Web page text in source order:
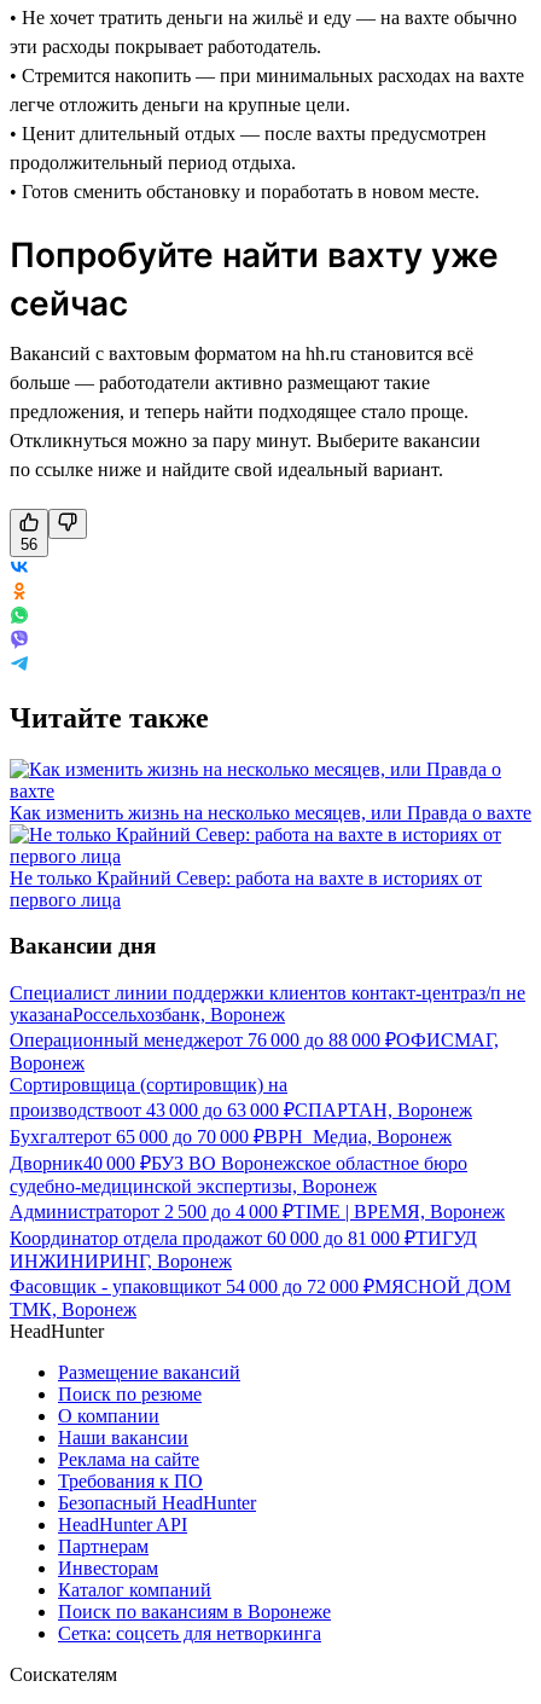
• Не хочет тратить деньги на жильё и еду — на вахте обычно
эти расходы покрывает работодатель.
• Стремится накопить — при минимальных расходах на вахте
легче отложить деньги на крупные цели.
• Ценит длительный отдых — после вахты предусмотрен
продолжительный период отдыха.
• Готов сменить обстановку и поработать в новом месте.
Попробуйте найти вахту уже
сейчас
Вакансий с вахтовым форматом на hh.ru становится всё
больше — работодатели активно размещают такие
предложения, и теперь найти подходящее стало проще.
Откликнуться можно за пару минут. Выберите вакансии
по ссылке ниже и найдите свой идеальный вариант.
56
Читайте также
Как изменить жизнь на несколько месяцев, или Правда о вахте
Не только Крайний Север: работа на вахте в историях от
первого лица
Вакансии дня
Специалист линии поддержки клиентов контакт-центраз/п не
указанаРоссельхозбанк, Воронеж
Операционный менеджерот 76 000 до 88 000 ₽ОФИСМАГ,
Воронеж
Сортировщица (сортировщик) на
производствоот 43 000 до 63 000 ₽СПАРТАН, Воронеж
Бухгалтерот 65 000 до 70 000 ₽ВРН_Медиа, Воронеж
Дворник40 000 ₽БУЗ ВО Воронежское областное бюро
судебно-медицинской экспертизы, Воронеж
Администраторот 2 500 до 4 000 ₽TIME | ВРЕМЯ, Воронеж
Координатор отдела продажот 60 000 до 81 000 ₽ТИГУД
ИНЖИНИРИНГ, Воронеж
Фасовщик - упаковщикот 54 000 до 72 000 ₽МЯСНОЙ ДОМ
ТМК, Воронеж
HeadHunter
Размещение вакансий
Поиск по резюме
О компании
Наши вакансии
Реклама на сайте
Требования к ПО
Безопасный HeadHunter
HeadHunter API
Партнерам
Инвесторам
Каталог компаний
Поиск по вакансиям в Воронеже
Сетка: соцсеть для нетворкинга
Соискателям